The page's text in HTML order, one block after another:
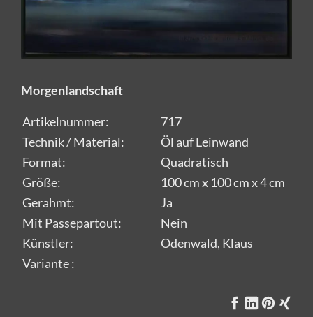
Morgenlandschaft
Artikelnummer:
717
Technik / Material:
Öl auf Leinwand
Format:
Quadratisch
Größe:
100 cm x 100 cm x 4 cm
Gerahmt:
Ja
Mit Passepartout:
Nein
Künstler:
Odenwald, Klaus
Variante :